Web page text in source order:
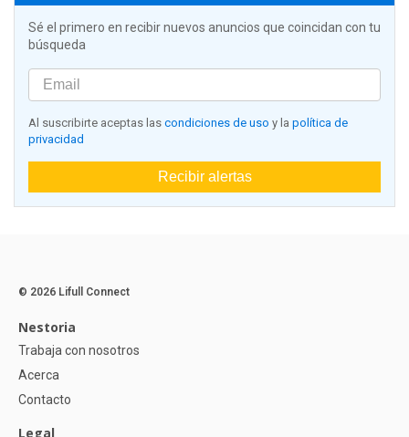
Sé el primero en recibir nuevos anuncios que coincidan con tu
búsqueda
Al suscribirte aceptas las condiciones de uso y la política de
privacidad
Recibir alertas
© 2026 Lifull Connect
Nestoria
Trabaja con nosotros
Acerca
Contacto
Legal